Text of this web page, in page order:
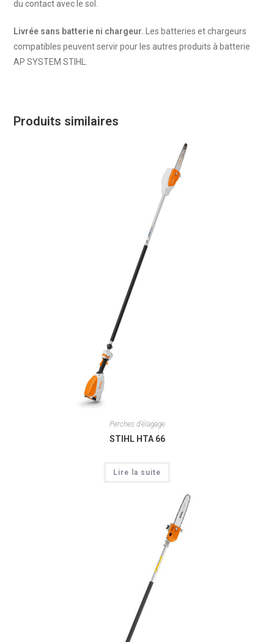
du contact avec le sol.
Livrée sans batterie ni chargeur.
Les batteries et chargeurs
compatibles peuvent servir pour les autres produits à batterie
AP SYSTEM STIHL.
Produits similaires
Perches d'élagage
STIHL HTA 66
Lire la suite